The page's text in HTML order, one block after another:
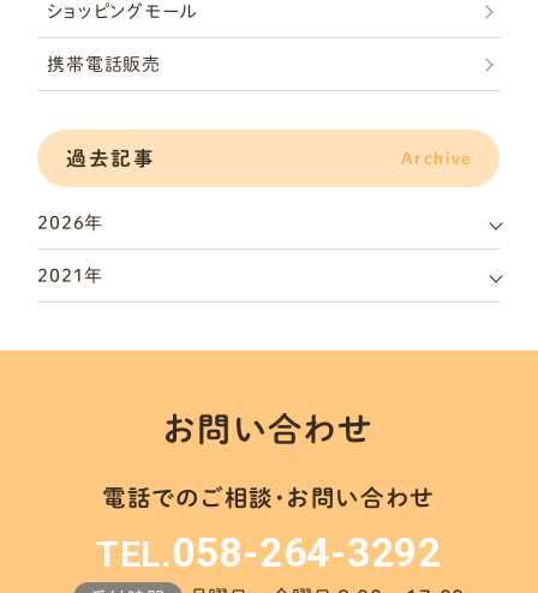
ショッピングモール
携帯電話販売
過去記事 Archive
2026年
2021年
お問い合わせ
電話でのご相談・お問い合わせ
TEL.058-264-3292